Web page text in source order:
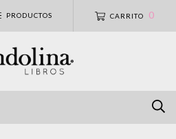
PRODUCTOS CARRITO 0